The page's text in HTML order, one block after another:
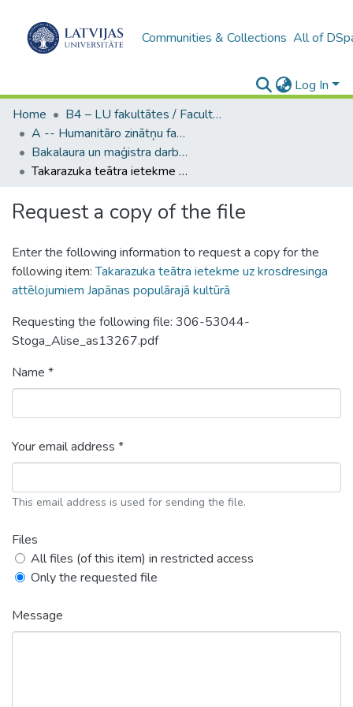
Communities & Collections All of
Log In
Home
B4 – LU fakultātes / Faculties of the UL
A -- Humanitāro zinātņu fakultāte / Faculty of Humanities
Bakalaura un maģistra darbi (HZF) / Bachelor's and Master's theses
Takarazuka teātra ietekme uz krosdresinga attēlojumiem Japānas populārajā kultūrā
Request a copy of the file
Enter the following information to request a copy for the
following item:Takarazuka teātra ietekme uz krosdresinga
attēlojumiem Japānas populārajā kultūrā
Requesting the following file: 306-53044-
Stoga_Alise_as13267.pdf
Name *
Your email address *
This email address is used for sending the file.
Files
All files (of this item) in restricted access
Only the requested file
Message